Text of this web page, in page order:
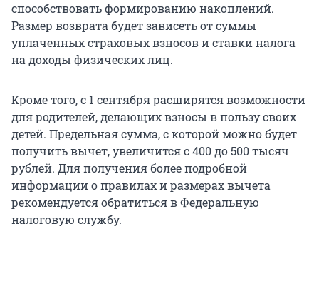
способствовать формированию накоплений.
Размер возврата будет зависеть от суммы
уплаченных страховых взносов и ставки налога
на доходы физических лиц.
Кроме того, с 1 сентября расширятся возможности
для родителей, делающих взносы в пользу своих
детей. Предельная сумма, с которой можно будет
получить вычет, увеличится с 400 до 500 тысяч
рублей. Для получения более подробной
информации о правилах и размерах вычета
рекомендуется обратиться в Федеральную
налоговую службу.